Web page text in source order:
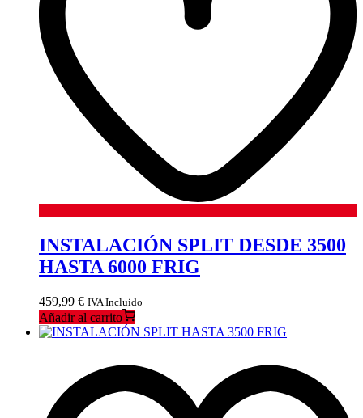
INSTALACIÓN SPLIT DESDE 3500
HASTA 6000 FRIG
459,99 € IVA Incluido
Añadir al carrito